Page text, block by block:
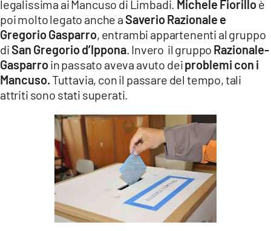
legalissima ai Mancuso di Limbadi. Michele Fiorilloè
poi molto legato anche aSaverio Razionale e
Gregorio Gasparro, entrambi appartenenti al gruppo
diSan Gregorio d’Ippona. Invero il gruppo Razionale-
Gasparroin passato aveva avuto deiproblemi con i
Mancuso.Tuttavia, con il passare del tempo, tali
attriti sono stati superati.